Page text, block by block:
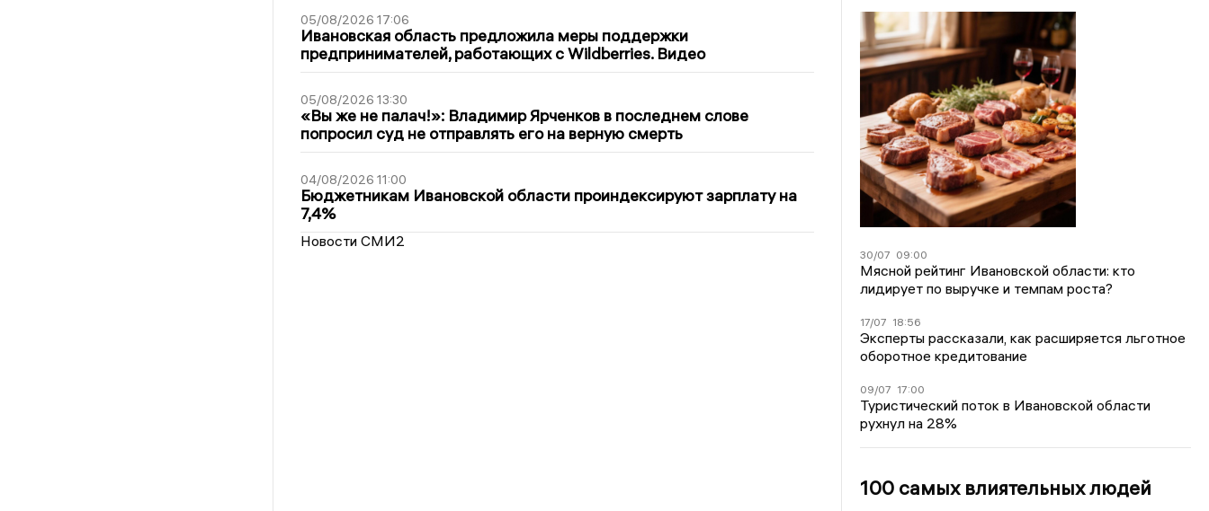
05/08/2026 17:06
Ивановская область предложила меры поддержки
предпринимателей, работающих с Wildberries. Видео
05/08/2026 13:30
«Вы же не палач!»: Владимир Ярченков в последнем слове
попросил суд не отправлять его на верную смерть
04/08/2026 11:00
Бюджетникам Ивановской области проиндексируют зарплату на
7,4%
Новости СМИ2
30/07 09:00
Мясной рейтинг Ивановской области: кто
лидирует по выручке и темпам роста?
17/07 18:56
Эксперты рассказали, как расширяется льготное
оборотное кредитование
09/07 17:00
Туристический поток в Ивановской области
рухнул на 28%
100 самых влиятельных людей